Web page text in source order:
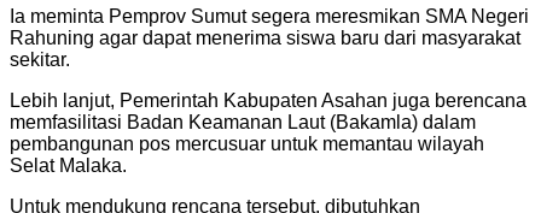
Ia meminta Pemprov Sumut segera meresmikan SMA Negeri
Rahuning agar dapat menerima siswa baru dari masyarakat
sekitar.
Lebih lanjut, Pemerintah Kabupaten Asahan juga berencana
memfasilitasi Badan Keamanan Laut (Bakamla) dalam
pembangunan pos mercusuar untuk memantau wilayah
Selat Malaka.
Untuk mendukung rencana tersebut, dibutuhkan